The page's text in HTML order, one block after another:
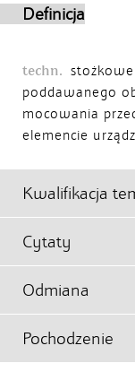
Definicja
techn.
poddawanego
mocowania
elemencie
Kwalifikacja
Cytaty
Odmiana
Pochodzenie